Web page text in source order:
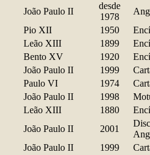
João Paulo II
desde
1978
Pio XII 1950
Leão XIII 1899
Bento XV 1920
João Paulo II 1999
Paulo VI 1974
João Paulo II 1998
Leão XIII 1880
João Paulo II 2001
João Paulo II 1999